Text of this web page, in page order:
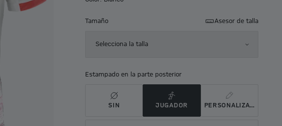
Tamaño Asesor de talla
Selecciona la talla
Estampado en la parte posterior
SIN JUGADOR PERSONALIZADO